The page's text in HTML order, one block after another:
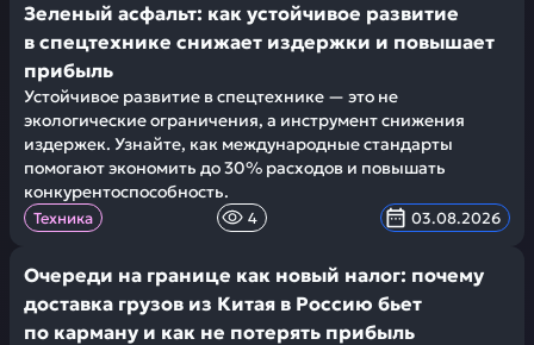
Зеленый асфальт: как устойчивое развитие
в спецтехнике снижает издержки и повышает
прибыль
Устойчивое развитие в спецтехнике — это не
экологические ограничения, а инструмент снижения
издержек. Узнайте, как международные стандарты
помогают экономить до 30% расходов и повышать
конкурентоспособность.
Техника 4 03.08.2026
Очереди на границе как новый налог: почему
доставка грузов из Китая в Россию бьет
по карману и как не потерять прибыль